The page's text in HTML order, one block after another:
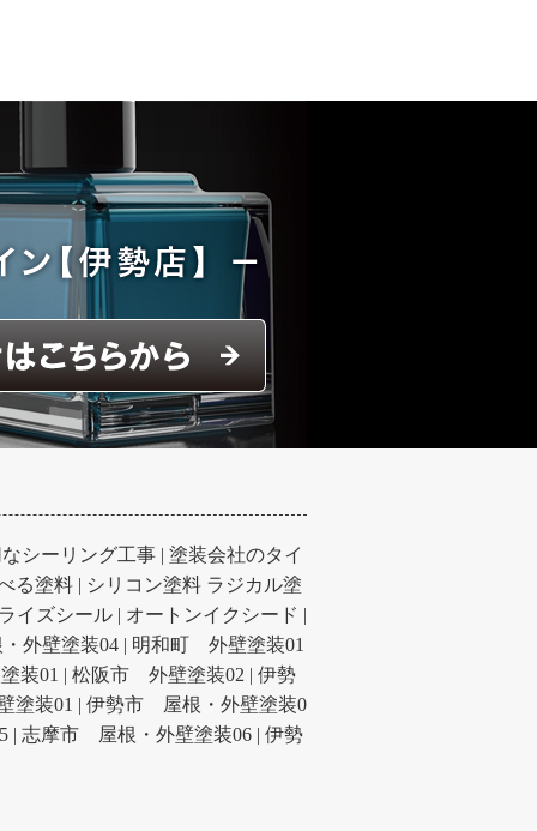
シーリング工事| 塗装会社のタイ
る塗料| シリコン塗料 ラジカル塗
イズシール| オートンイクシード |
外壁塗装04 | 明和町 外壁塗装01
装01 | 松阪市 外壁塗装02 | 伊勢
塗装01 | 伊勢市 屋根・外壁塗装0
| 志摩市 屋根・外壁塗装06 | 伊勢